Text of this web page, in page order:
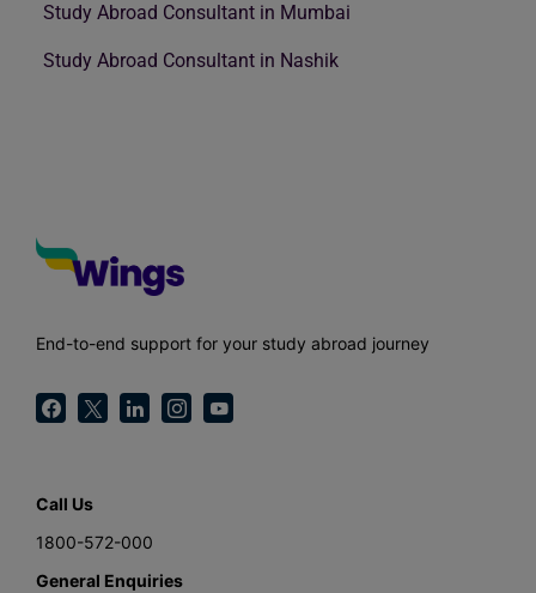
Study Abroad Consultant in Mumbai
Study Abroad Consultant in Nashik
End-to-end support for your study abroad journey
Call Us
1800-572-000
General Enquiries